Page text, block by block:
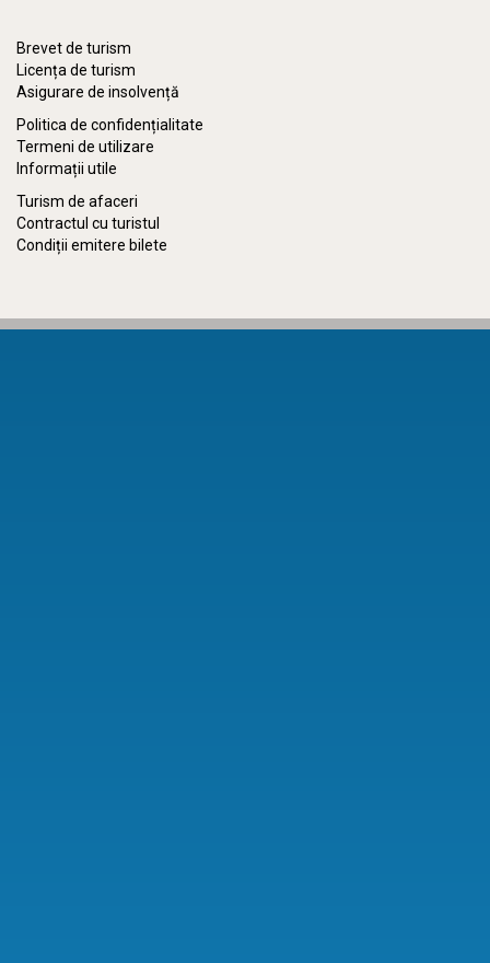
Brevet de turism
Licența de turism
Asigurare de insolvență
Politica de confidențialitate
Termeni de utilizare
Informații utile
Turism de afaceri
Contractul cu turistul
Condiții emitere bilete